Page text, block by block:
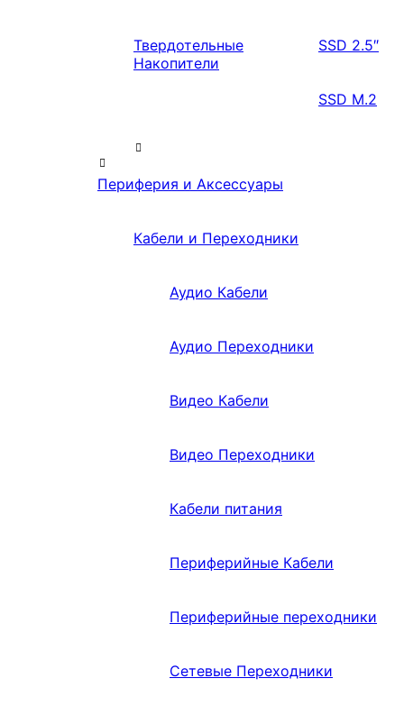
Твердотельные
Накопители
SSD 2.5″
SSD M.2
Периферия и Аксессуары
Кабели и Переходники
Аудио Кабели
Аудио Переходники
Видео Кабели
Видео Переходники
Кабели питания
Периферийные Кабели
Периферийные переходники
Сетевые Переходники